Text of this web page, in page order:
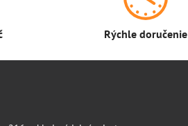
Rýchle doručenie